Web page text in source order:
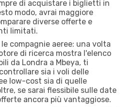
di acquistare i biglietti in
modo, avrai maggiore
diverse offerte e
limitati.
compagnie aeree: una volta
di ricerca mostra l'elenco
da Londra a Mbeya, ti
sia i voli delle
low-cost sia di quelle
se sarai flessibile sulle date
ancora più vantaggiose.